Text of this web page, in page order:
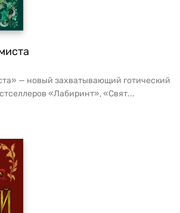
— новый захватывающий готический
«Лабиринт», «Свят...